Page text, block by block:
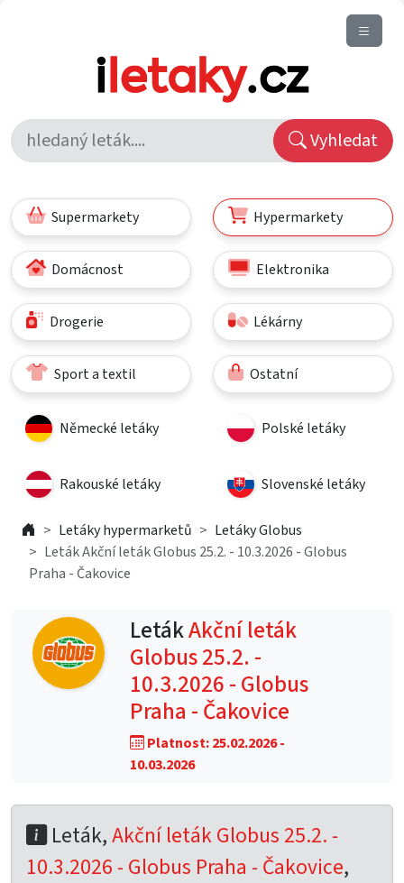
Vyhledat
Supermarkety Hypermarkety
Domácnost Elektronika
Drogerie Lékárny
Sport a textil Ostatní
Německé letáky Polské letáky
Rakouské letáky Slovenské letáky
Letáky hypermarketů
Letáky Globus
Leták Akční leták Globus 25.2. - 10.3.2026 - Globus
Praha - Čakovice
LetákAkční leták
Globus 25.2. -
10.3.2026 - Globus
Praha - Čakovice
Platnost: 25.02.2026 -
10.03.2026
Leták,Akční leták Globus 25.2. -
10.3.2026 - Globus Praha - Čakovice,